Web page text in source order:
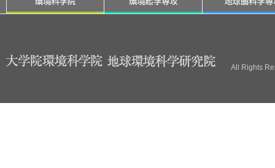
All Rights